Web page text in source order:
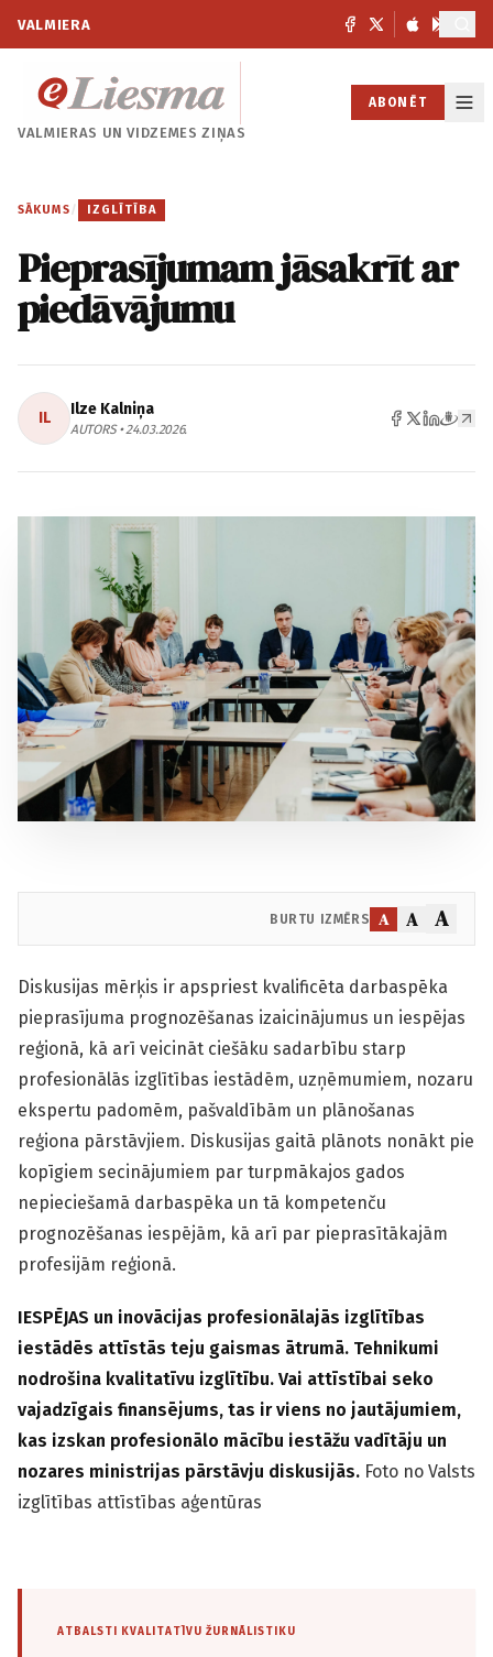
VALMIERA
VALMIERAS UNVIDZEMES ZIŅAS
ABONĒT
SĀKUMS / IZGLĪTĪBA
Pieprasījumam jāsakrīt ar
piedāvājumu
IL Ilze Kalniņa
AUTORS • 24.03.2026.
BURTU IZMĒRS A A A
Diskusijas mērķis ir apspriest kvalificēta darbaspēka
pieprasījuma prognozēšanas izaicinājumus un iespējas
reģionā, kā arī veicināt ciešāku sadarbību starp
profesionālās izglītības iestādēm, uzņēmumiem, nozaru
ekspertu padomēm, pašvaldībām un plānošanas
reģiona pārstāvjiem. Diskusijas gaitā plānots nonākt pie
kopīgiem secinājumiem par turpmākajos gados
nepieciešamā darbaspēka un tā kompetenču
prognozēšanas iespējām, kā arī par pieprasītākajām
profesijām reģionā.
IESPĒJAS un inovācijas profesionālajās izglītības
iestādēs attīstās teju gaismas ātrumā. Tehnikumi
nodrošina kvalitatīvu izglītību. Vai attīstībai seko
vajadzīgais finansējums, tas ir viens no jautājumiem,
kas izskan profesionālo mācību iestāžu vadītāju un
nozares ministrijas pārstāvju diskusijās. Foto no Valsts
izglītības attīstības aģentūras
ATBALSTI KVALITATĪVU ŽURNĀLISTIKU